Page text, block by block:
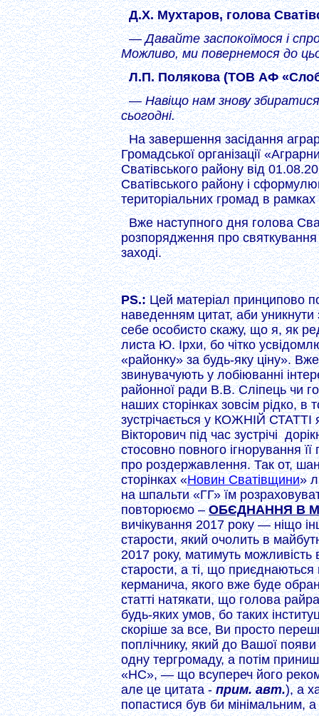
Д.Х. Мухтаров, голова
— Давайте заспокоїмося і
Можливо, ми повернемося до
Л.П. Полякова (ТОВ АФ
— Навіщо нам знову
сьогодні.
На завершення засідання
Громадської організації
Сватівського району від
Сватівського району і
територіальних громад в
Вже наступного дня голова
розпорядження про
заході.
PS.:Цей матеріал принципово
наведенням цитат, аби уникнути
себе особисто скажу, що я, як
листа Ю. Ірхи, бо чітко
«районку» за будь-яку ціну».
звинувачують у лобіюванні
районної ради В.В. Сліпець чи
наших сторінках зовсім рідко, в
зустрічається у КОЖНІЙ СТАТТІ
Вікторович під час зустрічі
стосовно повного ігнорування
про роздержавлення. Так от,
сторінках «Новин Сватівщини»
на шпальти «ГГ» їм
повторюємо –ОБЄДНАННЯ В
вичікування 2017 року — ніщо
старости, який очолить в
2017 року, матимуть можливість
старости, а ті, що приєднаються
керманича, якого вже буде
статті натякати, що голова
будь-яких умов, бо таких
скоріше за все, Ви просто
поплічнику, який до Вашої
одну тергромаду, а потім
«НС», — що всупереч його
але це цитата -прим. авт.), а
попастися був би мінімальним,